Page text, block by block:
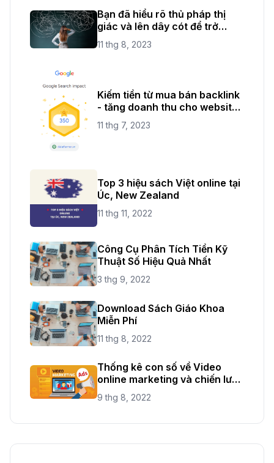
Bạn đã hiểu rõ thủ pháp thị
giác và lên dây cót để trở
thành một nhiếp ảnh chuyên
nghiệp rồi chứ?
11 thg 8, 2023
Kiếm tiền từ mua bán backlink
- tăng doanh thu cho website
của bạn
11 thg 7, 2023
Top 3 hiệu sách Việt online tại
Úc, New Zealand
11 thg 11, 2022
Công Cụ Phân Tích Tiền Kỹ
Thuật Số Hiệu Quả Nhất
3 thg 9, 2022
Download Sách Giáo Khoa
Miễn Phí
11 thg 8, 2022
Thống kê con số về Video
online marketing và chiến lược
mới năm 2021
9 thg 8, 2022